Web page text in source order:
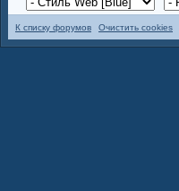
К списку форумов Очистить cookies